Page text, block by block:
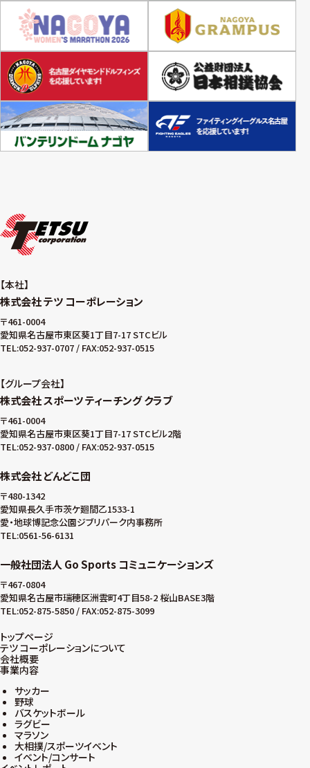
本社
株式会社 テツ コーポレーション
〒461-0004
愛知県名古屋市東区葵1丁目7-17 STCビル
TEL:052-937-0707 / FAX:052-937-0515
グループ会社
株式会社 スポーツ ティーチング クラブ
〒461-0004
愛知県名古屋市東区葵1丁目7-17 STCビル2階
TEL:052-937-0800 / FAX:052-937-0515
株式会社 どんどこ団
〒480-1342
愛知県長久手市茨ケ廻間乙1533-1
愛・地球博記念公園ジブリパーク内事務所
TEL:0561-56-6131
一般社団法人 Go Sports コミュニケーションズ
〒467-0804
愛知県名古屋市瑞穂区洲雲町4丁目58-2 桜山BASE3階
TEL:052-875-5850 / FAX:052-875-3099
トップページ
テツ コーポレーションについて
会社概要
事業内容
サッカー
野球
バスケットボール
ラグビー
マラソン
大相撲/スポーツイベント
イベント/コンサート